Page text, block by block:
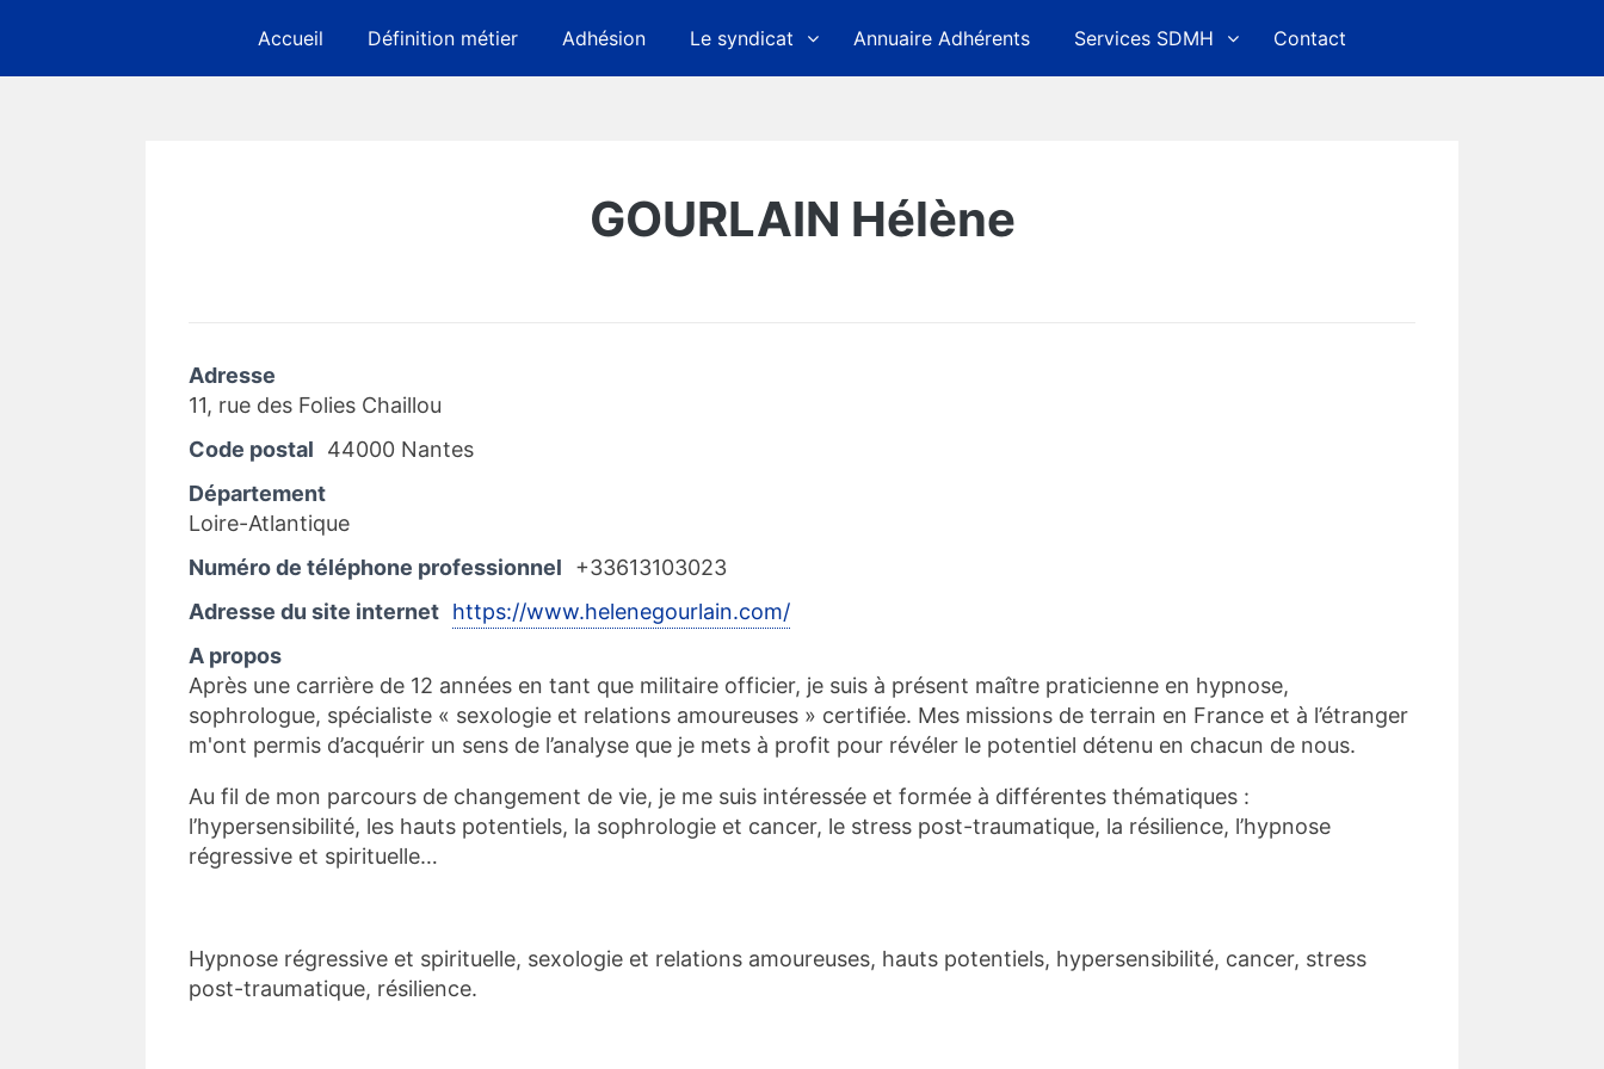
content
Accueil Définition métier Adhésion Le syndicat Annuaire Adhérents Services SDMH Contact
GOURLAIN Hélène
Adresse
11, rue des Folies Chaillou
Code postal
44000 Nantes
Département
Loire-Atlantique
Numéro de téléphone professionnel
+33613103023
Adresse du site internet https://www.helenegourlain.com/
A propos
Après une carrière de 12 années en tant que militaire officier, je suis à présent maître praticienne en hypnose,
sophrologue, spécialiste « sexologie et relations amoureuses » certifiée. Mes missions de terrain en France et à l’étranger
m'ont permis d’acquérir un sens de l’analyse que je mets à profit pour révéler le potentiel détenu en chacun de nous.
Au fil de mon parcours de changement de vie, je me suis intéressée et formée à différentes thématiques :
l’hypersensibilité, les hauts potentiels, la sophrologie et cancer, le stress post-traumatique, la résilience, l’hypnose
régressive et spirituelle…
Hypnose régressive et spirituelle, sexologie et relations amoureuses, hauts potentiels, hypersensibilité, cancer, stress
post-traumatique, résilience.